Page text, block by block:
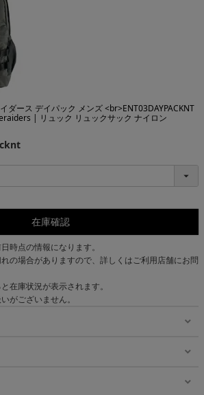
ダース デイパック メンズ <br>ENT03DAYPACKNT
| リュック リュックサック ナイロン
在庫確認
時点の情報になります。
の場合がありますので、詳しくはご利用店舗にお問
在庫状況が表示されます。
がございません。